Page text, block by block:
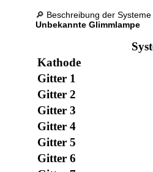
🔎 Beschreibung der
Unbekannte Glimmlampe
Kathode
Gitter 1
Gitter 2
Gitter 3
Gitter 4
Gitter 5
Gitter 6